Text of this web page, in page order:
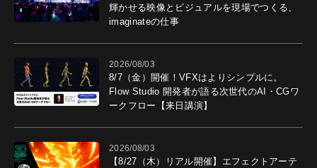
輝かせる映像とビジュアルを現場でつくる、
imaginateの仕事
2026/08/03
8/7（金）開催！VFXはよりシンプルに。
Flow Studio 開発者が語る次世代のAI・CGワ
ークフロー【来日講演】
2026/08/03
【8/27（木）リアル開催】エフェクトアーテ